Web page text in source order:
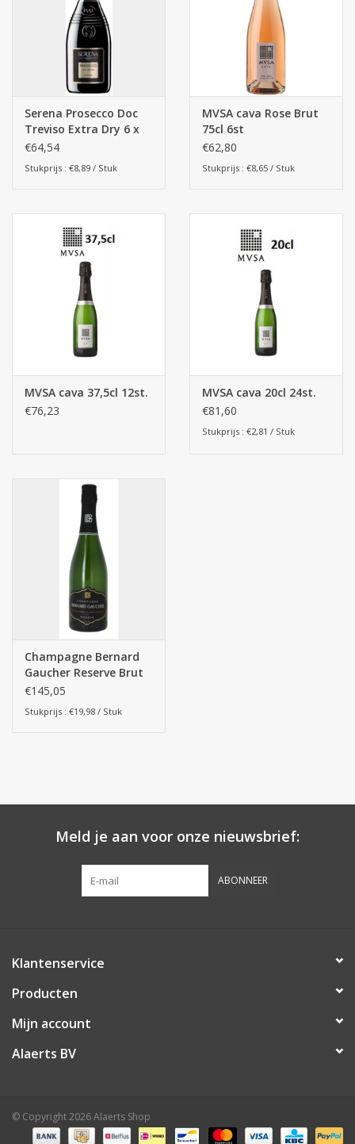
Serena Prosecco Doc
Treviso Extra Dry 6 x
75cl
€64,54
Stukprijs : €8,89 / Stuk
MVSA cava Rose Brut
75cl 6st
€62,80
Stukprijs : €8,65 / Stuk
MVSA cava 37,5cl 12st.
€76,23
MVSA cava 20cl 24st.
€81,60
Stukprijs : €2,81 / Stuk
Champagne Bernard
Gaucher Reserve Brut
75cl 6st.
€145,05
Stukprijs : €19,98 / Stuk
Meld je aan voor onze nieuwsbrief:
ABONNEER
Klantenservice
Producten
Mijn account
Alaerts BV
© Copyright 2026 Alaerts Shop